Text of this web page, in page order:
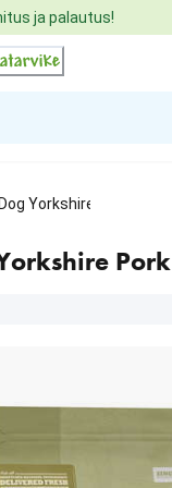
ja palautus!
Yorkshire Pork
Pork